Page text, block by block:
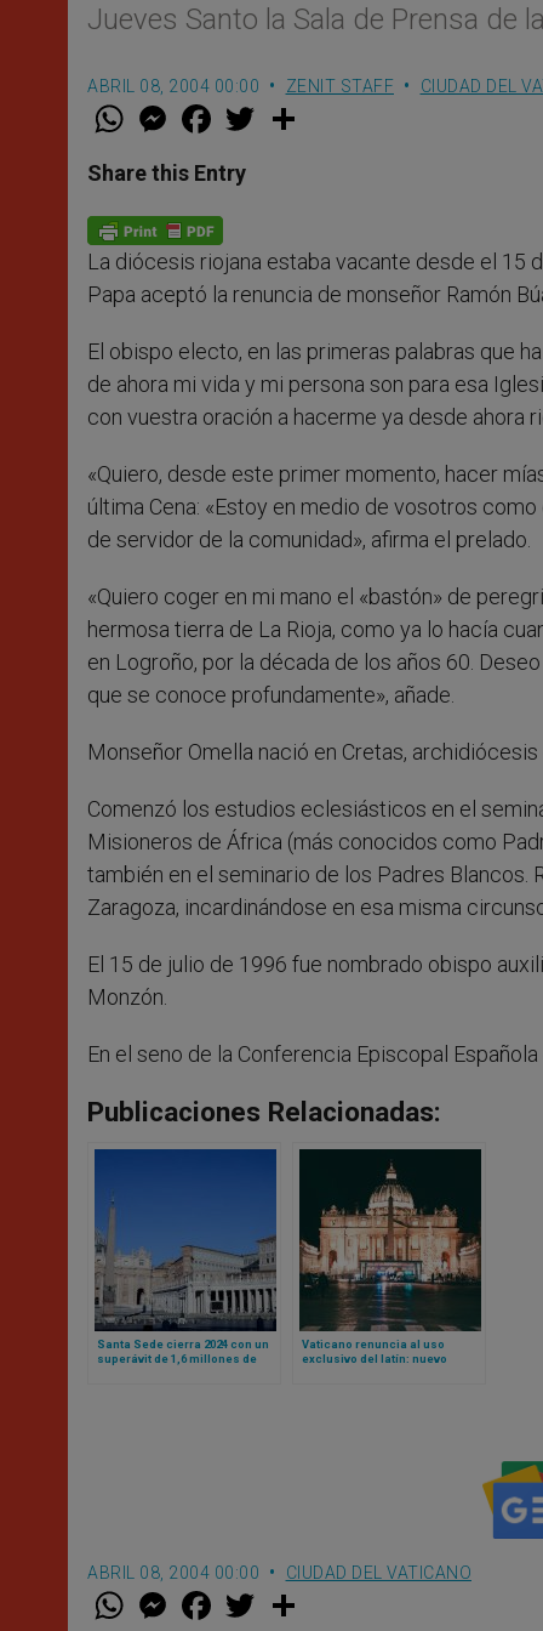
Jueves Santo la Sala de Prensa de
ABRIL 08, 2004 00:00 ZENIT STAFF CIUDAD DEL
W
t
s
p
p
M
e
s
e
g
e
r
F
a
e
b
o
k
w
Share this Entry
La diócesis riojana estaba vacante desde el 15
Papa aceptó la renuncia de monseñor Ramón
El obispo electo, en las primeras palabras que
de ahora mi vida y mi persona son para esa
con vuestra oración a hacerme ya desde ahora
«Quiero, desde este primer momento, hacer
última Cena: «Estoy en medio de vosotros
de servidor de la comunidad», afirma el prelado.
«Quiero coger en mi mano el «bastón» de
hermosa tierra de La Rioja, como ya lo hacía
en Logroño, por la década de los años 60.
que se conoce profundamente», añade.
Monseñor Omella nació en Cretas,
Comenzó los estudios eclesiásticos en el
Misioneros de África (más conocidos como
también en el seminario de los Padres
Zaragoza, incardinándose en esa misma
El 15 de julio de 1996 fue nombrado obispo
Monzón.
En el seno de la Conferencia Episcopal
Publicaciones Relacionadas:
Santa Sede cierra 2024 con un
superávit de 1,6 millones de
Vaticano renuncia al uso
exclusivo del latín: nuevo
ABRIL 08, 2004 00:00 CIUDAD DEL VATICANO
W M
e
F
a w